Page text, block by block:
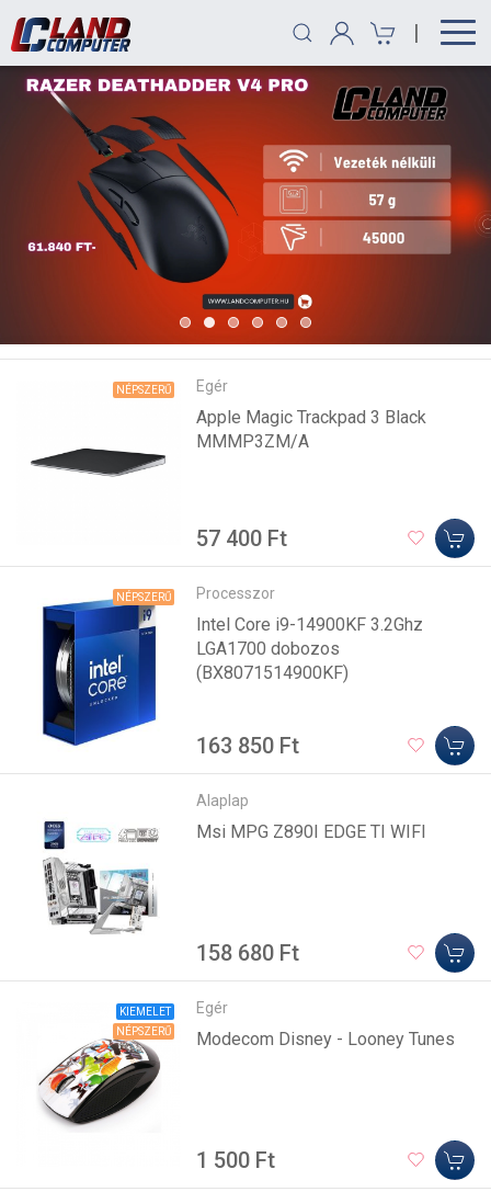
|
NÉPSZERŰ Egér
Apple Magic Trackpad 3 Black
MMMP3ZM/A
57 400 Ft
NÉPSZERŰ Processzor
Intel Core i9-14900KF 3.2Ghz
LGA1700 dobozos
(BX8071514900KF)
163 850 Ft
Alaplap
Msi MPG Z890I EDGE TI WIFI
158 680 Ft
KIEMELET
NÉPSZERŰ
Egér
Modecom Disney - Looney Tunes
1 500 Ft